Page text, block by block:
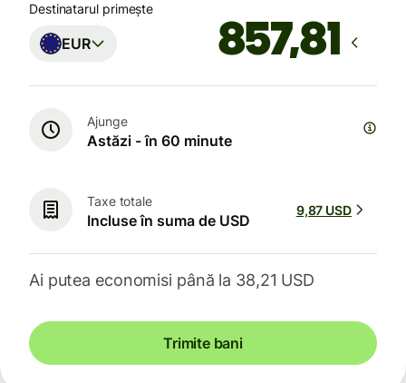
Destinatarul primește
EUR
Ajunge
Astăzi - în 60 minute
Taxe totale
Incluse în suma de USD
9,87 USD
Ai putea economisi până la 38,21 USD
Trimite bani